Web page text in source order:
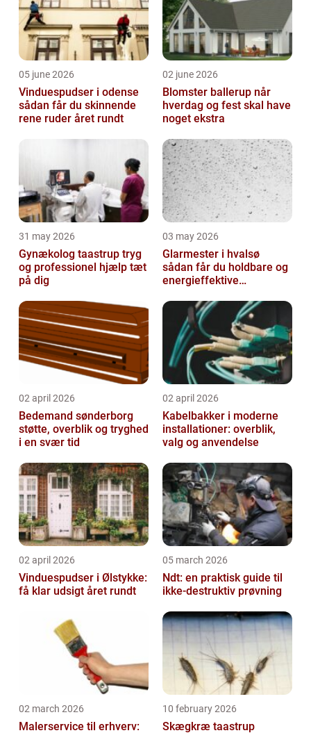
05 june 2026
Vinduespudser i odense
sådan får du skinnende
rene ruder året rundt
02 june 2026
Blomster ballerup når
hverdag og fest skal have
noget ekstra
31 may 2026
Gynækolog taastrup tryg
og professionel hjælp tæt
på dig
03 may 2026
Glarmester i hvalsø
sådan får du holdbare og
energieffektive
02 april 2026
Bedemand sønderborg
støtte, overblik og tryghed
i en svær tid
02 april 2026
Kabelbakker i moderne
installationer: overblik,
valg og anvendelse
02 april 2026
Vinduespudser i Ølstykke:
få klar udsigt året rundt
05 march 2026
Ndt: en praktisk guide til
ikke-destruktiv prøvning
02 march 2026
Malerservice til erhverv:
10 february 2026
Skægkræ taastrup